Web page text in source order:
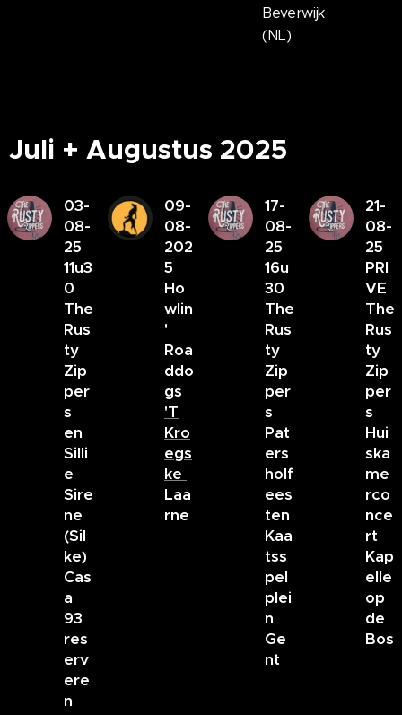
Beverwijk
(NL)
Juli + Augustus 2025
03-
08-
25
11u3
0
The
Rus
ty
Zip
per
s
en
Silli
e
Sire
ne
(Sil
ke)
Cas
a
93
res
erv
ere
n
09-
08-
202
5
Ho
wlin
'
Roa
ddo
gs
'T
Kro
egs
ke
Laa
rne
17-
08-
25
16u
30
The
Rus
ty
Zip
per
s
Pat
ers
holf
ees
ten
Kaa
tss
pel
plei
n
Ge
nt
21-
08-
25
PRI
VE
The
Rus
ty
Zip
per
s
Hui
ska
me
rco
nce
rt
Kap
elle
op
de
Bos